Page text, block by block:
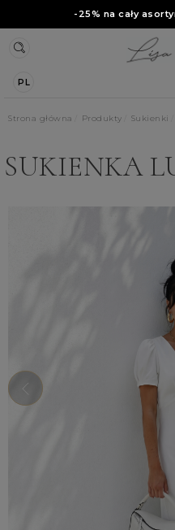
-25% na cały
PL
Strona główna Produkty Sukienki
SUKIENKA